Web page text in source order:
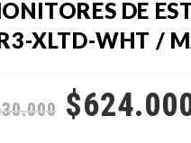
DE
XLTD-WHT /
$